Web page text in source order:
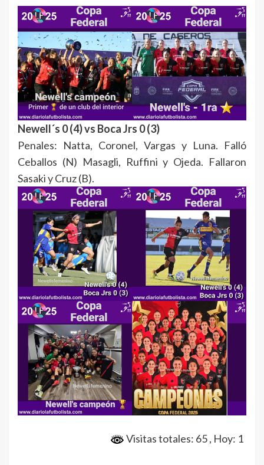
Newell´s 0 (4) vs Boca Jrs 0 (3)
Penales: Natta, Coronel, Vargas y Luna. Falló
Ceballos (N) Masagli, Ruffini y Ojeda. Fallaron
Sasaki y Cruz (B).
Visitas totales: 65, Hoy: 1